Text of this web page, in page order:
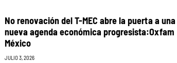
No renovación del T-MEC abre la puerta a una
nueva agenda económica progresista:Oxfam
México
JULIO 3, 2026